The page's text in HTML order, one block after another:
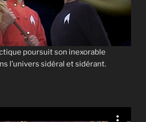
poursuit son inexorable
l’univers sidéral et sidérant.